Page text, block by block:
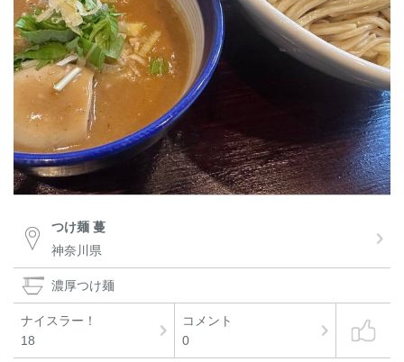
つけ麺 蔓
神奈川県
濃厚つけ麺
ナイスラー！
18
コメント
0